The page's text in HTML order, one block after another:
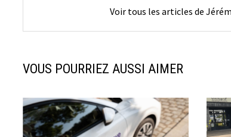
Voir tous les articles de
VOUS POURRIEZ AUSSI AIMER